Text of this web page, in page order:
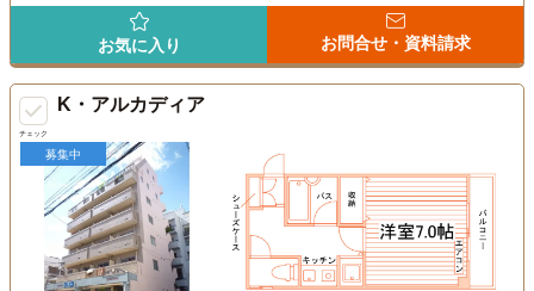
お気に入り お問合せ・資料請求
チェック
K・アルカディア
募集中